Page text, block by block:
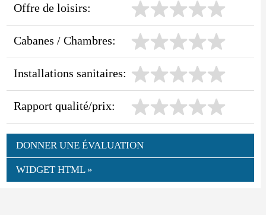
Offre de loisirs:
Cabanes / Chambres:
Installations sanitaires:
Rapport qualité/prix:
DONNER UNE ÉVALUATION
WIDGET HTML »